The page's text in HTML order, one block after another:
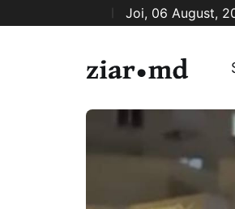
Joi, 06 August,